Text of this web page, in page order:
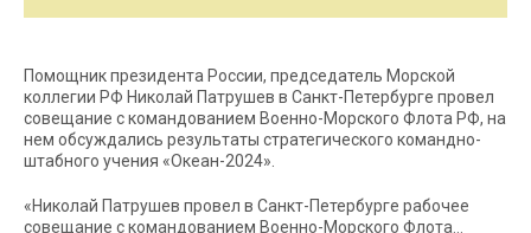
Помощник президента России, председатель Морской
коллегии РФ Николай Патрушев в Санкт-Петербурге провел
совещание с командованием Военно-Морского Флота РФ, на
нем обсуждались результаты стратегического командно-
штабного учения «Океан-2024».
«Николай Патрушев провел в Санкт-Петербурге рабочее
совещание с командованием Военно-Морского Флота…